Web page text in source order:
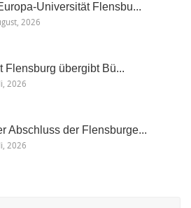
Universität Flensbu...
2026
Flensburg übergibt Bü...
2026
Abschluss der Flensburge...
2026